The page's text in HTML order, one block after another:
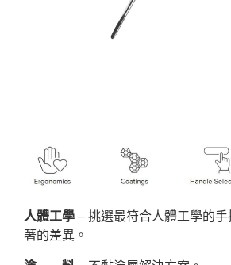
人體工學 – 挑選最符合人體工學的
著的差異。